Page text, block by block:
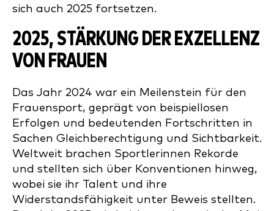
sich auch 2025 fortsetzen.
2025,STÄRKUNG DER EXZELLENZ
VON FRAUEN
Das Jahr 2024 war ein Meilenstein für den
Frauensport, geprägt von beispiellosen
Erfolgen und bedeutenden Fortschritten in
Sachen Gleichberechtigung und Sichtbarkeit.
Weltweit brachen Sportlerinnen Rekorde
und stellten sich über Konventionen hinweg,
wobei sie ihr Talent und ihre
Widerstandsfähigkeit unter Beweis stellten.